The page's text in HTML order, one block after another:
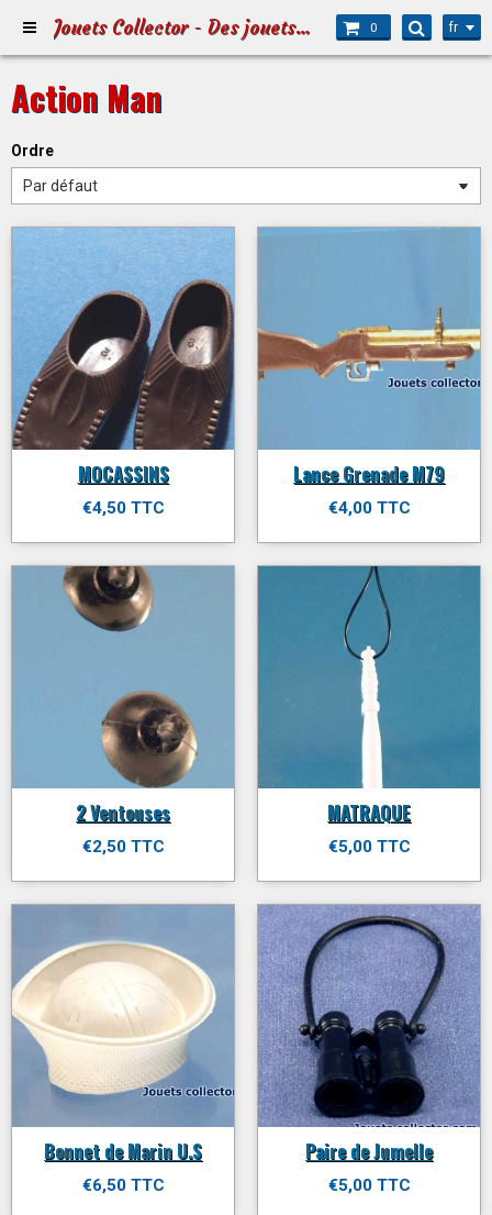
Jouets Collector - Des jouets pour Petits et Grands 0 fr
Action Man
Ordre
MOCASSINS
€4,50 TTC
Lance Grenade M79
€4,00 TTC
2 Ventouses
€2,50 TTC
MATRAQUE
€5,00 TTC
Bonnet de Marin U.S
€6,50 TTC
Paire de Jumelle
€5,00 TTC